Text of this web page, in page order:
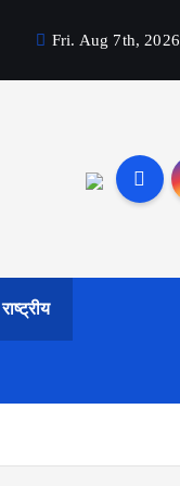
Fri. Aug 7th, 2026
राष्ट्रीय